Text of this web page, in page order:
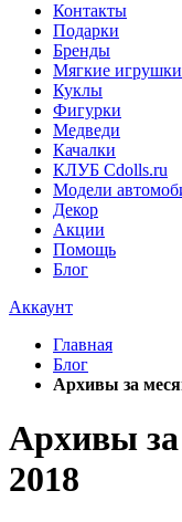
Контакты
Подарки
Бренды
Мягкие игрушки
Куклы
Фигурки
Медведи
Качалки
КЛУБ Cdolls.ru
Модели
Декор
Акции
Помощь
Блог
Аккаунт
Главная
Блог
Архивы за
Архивы
2018